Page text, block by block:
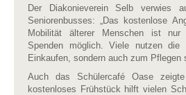
Der Diakonieverein Selb verwies
Seniorenbusses: „Das kostenlose
Mobilität älterer Menschen ist nur
Spenden möglich. Viele nutzen
Einkaufen, sondern auch zum Pflegen
Auch das Schülercafé Oase
kostenloses Frühstück hilft vielen